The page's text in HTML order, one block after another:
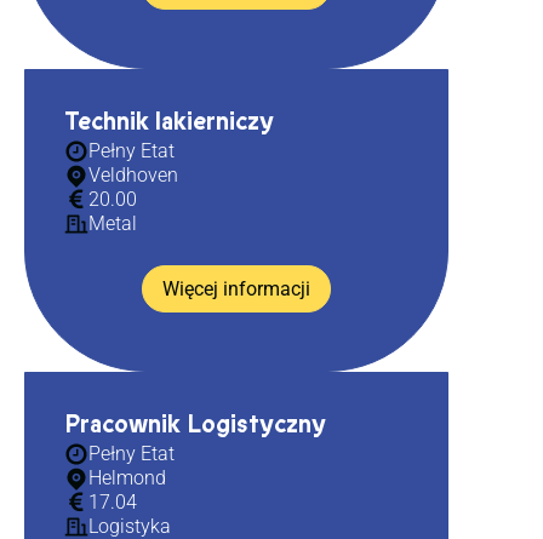
Technik lakierniczy
Pełny Etat
Veldhoven
20.00
Metal
Więcej informacji
Pracownik Logistyczny
Pełny Etat
Helmond
17.04
Logistyka